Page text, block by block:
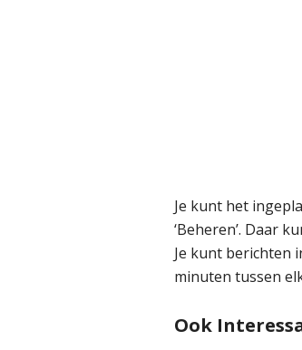
Je kunt het
‘Beheren’. Daar
Je kunt berichten
minuten tussen
Ook